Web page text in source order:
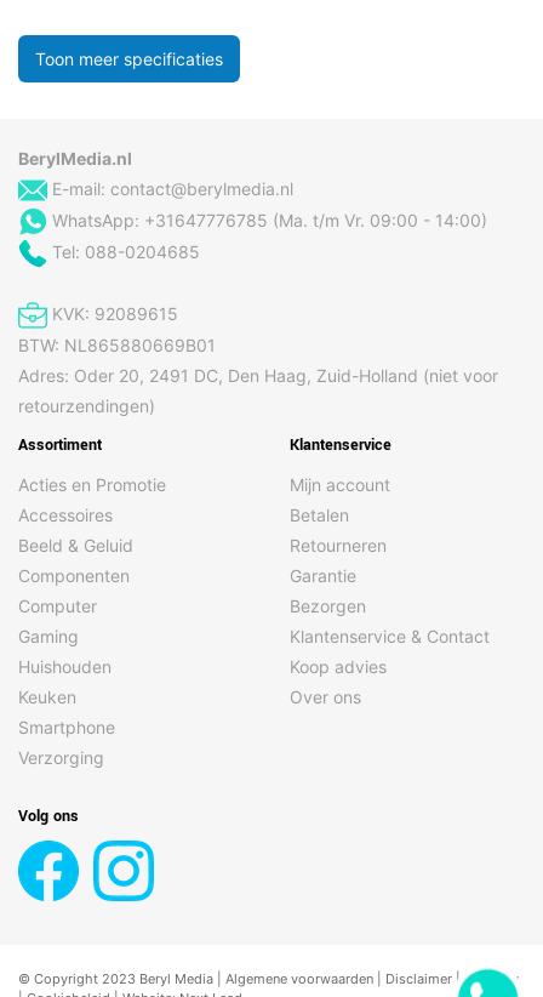
Toon meer specificaties
BerylMedia.nl
E-mail: contact@berylmedia.nl
WhatsApp: +31647776785 (Ma. t/m Vr. 09:00 - 14:00)
Tel: 088-0204685
KVK: 92089615
BTW: NL865880669B01
Adres: Oder 20, 2491 DC, Den Haag, Zuid-Holland (niet voor
retourzendingen)
Assortiment
Acties en Promotie
Accessoires
Beeld & Geluid
Componenten
Computer
Gaming
Huishouden
Keuken
Smartphone
Verzorging
Klantenservice
Mijn account
Betalen
Retourneren
Garantie
Bezorgen
Klantenservice & Contact
Koop advies
Over ons
Volg ons
© Copyright 2023 Beryl Media | Algemene voorwaarden Disclaimer | |Privacy